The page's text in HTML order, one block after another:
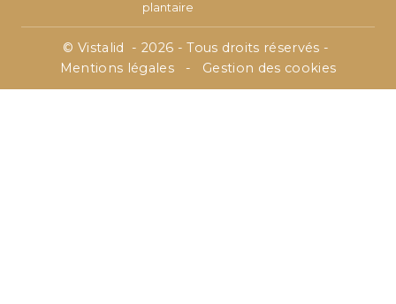
plantaire
©Vistalid
- 2026 - Tous droits réservés -
Mentions légales
- Gestion des cookies